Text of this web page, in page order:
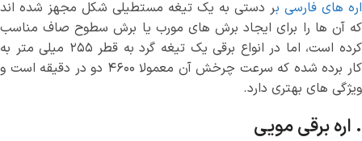
اره های فارسی بر دستی به یک تیغه مستطیلی شکل مجهز شده اند
که آن ها را برای ایجاد برش های مورب یا برش سطوح صاف مناسب
کرده است، اما در انواع برقی یک تیغه گرد به قطر ۲۵۵ میلی متر به
کار برده شده که سرعت چرخش آن معمولا ۴۶۰۰ دو در دقیقه است و
ویژگی های بهتری دارد.
. اره برقی مویی